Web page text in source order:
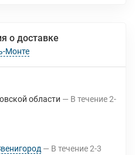
о доставке
Монте
области В течение2-
В течение2-3